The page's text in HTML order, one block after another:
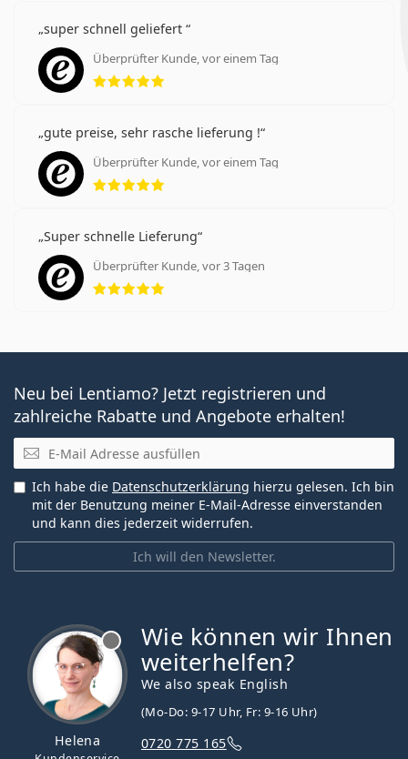
super schnell geliefert
Überprüfter Kunde, vor einem Tag
Bewertung 5 aus 5
gute preise, sehr rasche lieferung !
Überprüfter Kunde, vor einem Tag
Bewertung 5 aus 5
Super schnelle Lieferung
Überprüfter Kunde, vor 3 Tagen
Bewertung 5 aus 5
Neu bei Lentiamo? Jetzt registrieren und
zahlreiche Rabatte und Angebote erhalten!
E-Mail
Ich will den Newsletter.
Ich habe die Datenschutzerklärung hierzu gelesen. Ich bin
mit der Benutzung meiner E-Mail-Adresse einverstanden
und kann dies jederzeit widerrufen.
Helena
Wie können wir Ihnen
weiterhelfen?
We also speak English
(Mo-Do: 9-17 Uhr, Fr: 9-16 Uhr)
0720 775 165